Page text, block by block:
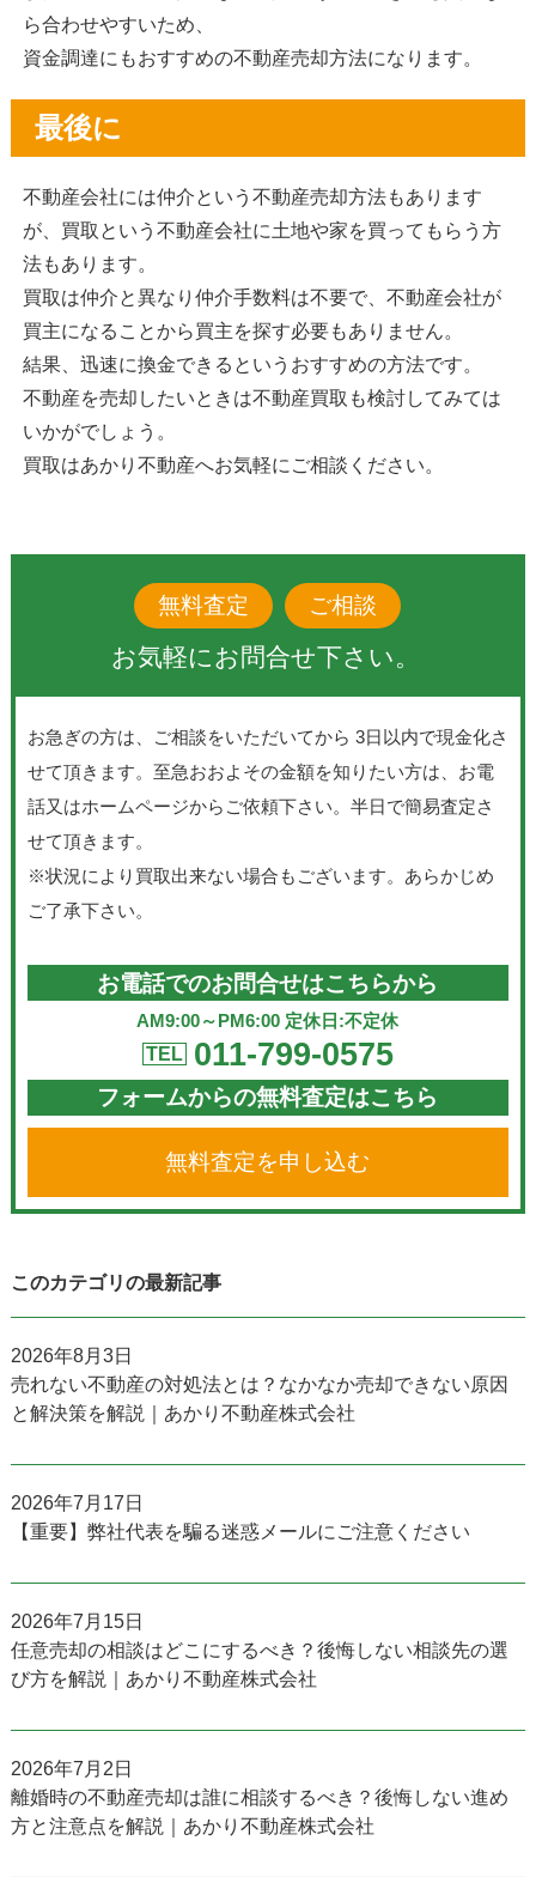
ら合わせやすいため、
資金調達にもおすすめの不動産売却方法になります。
最後に
不動産会社には仲介という不動産売却方法もあります
が、買取という不動産会社に土地や家を買ってもらう方
法もあります。
買取は仲介と異なり仲介手数料は不要で、不動産会社が
買主になることから買主を探す必要もありません。
結果、迅速に換金できるというおすすめの方法です。
不動産を売却したいときは不動産買取も検討してみては
いかがでしょう。
買取はあかり不動産へお気軽にご相談ください。
無料査定 ご相談
お気軽にお問合せ下さい。
お急ぎの方は、ご相談をいただいてから 3日以内で現金化さ
せて頂きます。至急おおよその金額を知りたい方は、お電
話又はホームページからご依頼下さい。半日で簡易査定さ
せて頂きます。
※状況により買取出来ない場合もございます。あらかじめ
ご了承下さい。
お電話でのお問合せはこちらから
AM9:00～PM6:00 定休日:不定休
TEL 011-799-0575
フォームからの無料査定はこちら
無料査定を申し込む
このカテゴリの最新記事
2026年8月3日
売れない不動産の対処法とは？なかなか売却できない原因
と解決策を解説｜あかり不動産株式会社
2026年7月17日
【重要】弊社代表を騙る迷惑メールにご注意ください
2026年7月15日
任意売却の相談はどこにするべき？後悔しない相談先の選
び方を解説｜あかり不動産株式会社
2026年7月2日
離婚時の不動産売却は誰に相談するべき？後悔しない進め
方と注意点を解説｜あかり不動産株式会社